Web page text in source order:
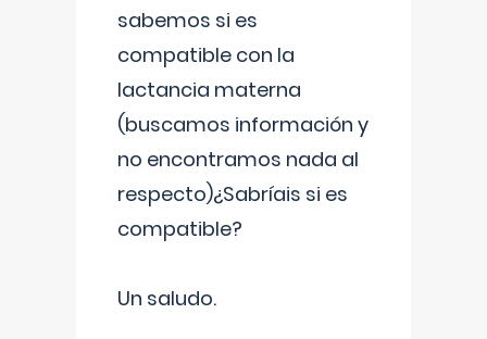
sabemos si es
compatible con la
lactancia materna
(buscamos información y
no encontramos nada al
respecto)¿Sabríais si es
compatible?
Un saludo.